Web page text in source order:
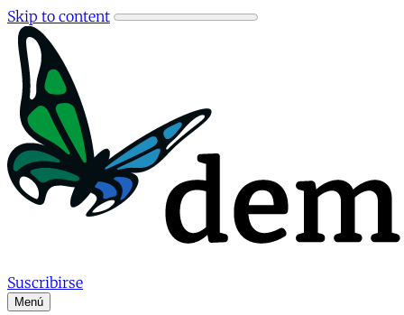
Skip to content
Suscribirse
Menú